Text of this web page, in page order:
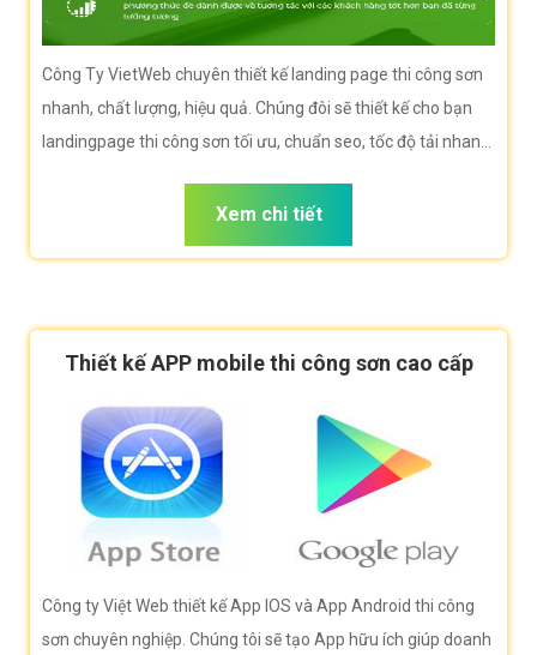
Công Ty VietWeb chuyên thiết kế landing page thi công sơn
nhanh, chất lượng, hiệu quả. Chúng đôi sẽ thiết kế cho bạn
landingpage thi công sơn tối ưu, chuẩn seo, tốc độ tải nhanh
Xem chi tiết
Thiết kế APP mobile thi công sơn cao cấp
Công ty Việt Web thiết kế App IOS và App Android thi công
sơn chuyên nghiệp. Chúng tôi sẽ tạo App hữu ích giúp doanh